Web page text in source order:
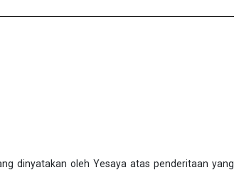
dinyatakan oleh Yesaya atas penderitaan yang